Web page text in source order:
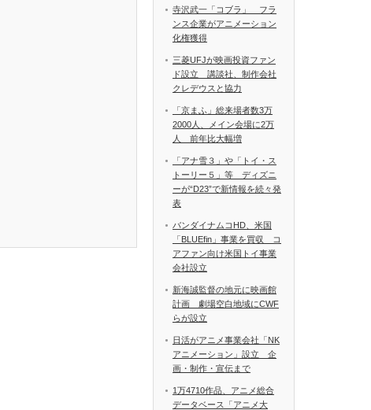
寺沢武一「コブラ」 フラ
ンス企業がアニメーション
化権獲得
三菱UFJが映画投資ファン
ド設立 講談社、制作会社
クレデウスと協力
「京まふ」総来場者数3万
2000人、メイン会場に2万
人 前年比大幅増
「アナ雪３」や「トイ・ス
トーリー５」等 ディズニ
ーが“D23”で新情報を続々発
表
バンダイナムコHD、米国
「BLUEfin」事業を買収 コ
アファン向け米国トイ事業
会社設立
新海誠監督の地元に映画館
計画 劇場空白地域にCWF
らが設立
日活がアニメ事業会社「NK
アニメーション」設立 企
画・制作・宣伝まで
1万4710作品、アニメ総合
データベース「アニメ大